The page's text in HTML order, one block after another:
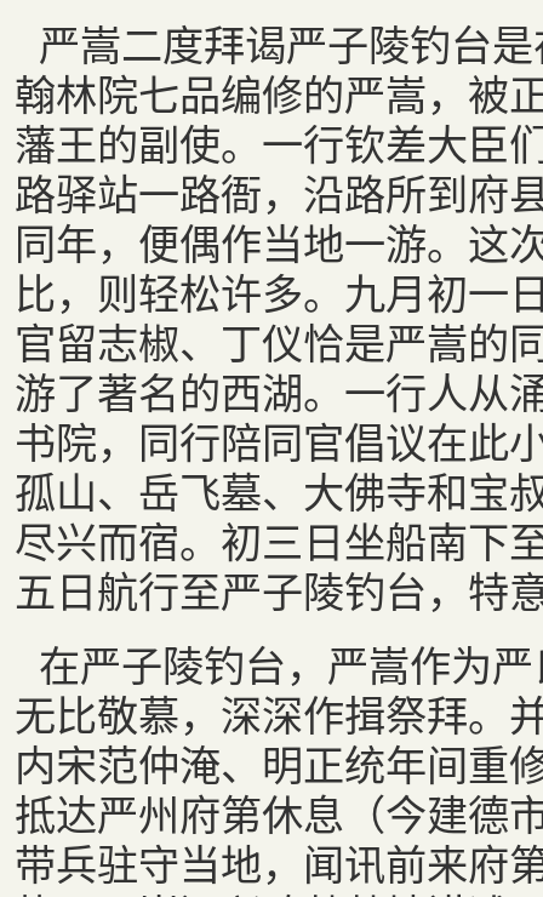
严嵩二度拜谒严子陵钓台
翰林院七品编修的严嵩，被
藩王的副使。一行钦差大臣
路驿站一路衙，沿路所到府
同年，便偶作当地一游。这
比，则轻松许多。九月初一
官留志椒、丁仪恰是严嵩的
游了著名的西湖。一行人从
书院，同行陪同官倡议在此
孤山、岳飞墓、大佛寺和宝
尽兴而宿。初三日坐船南下
五日航行至严子陵钓台，特
在严子陵钓台，严嵩作为
无比敬慕，深深作揖祭拜。
内宋范仲淹、明正统年间重
抵达严州府第休息（今建德
带兵驻守当地，闻讯前来府